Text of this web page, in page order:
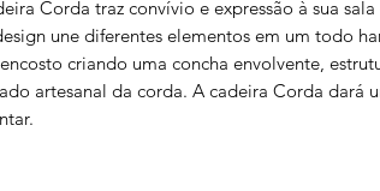
Corda traz convívio e expressão à sua
une diferentes elementos em um todo
criando uma concha envolvente,
artesanal da corda. A cadeira Corda dará